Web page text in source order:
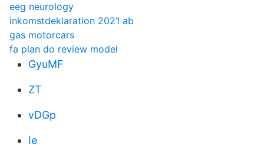
eeg neurology
inkomstdeklaration 2021 ab
gas motorcars
fa plan do review model
GyuMF
ZT
vDGp
Ie